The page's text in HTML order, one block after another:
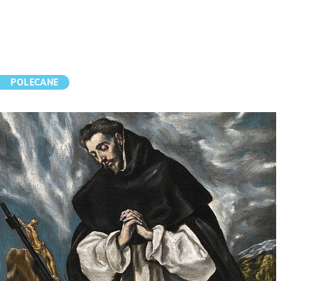
POLECANE